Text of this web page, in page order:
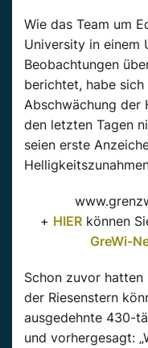
Wie das Team um
University in einem
Beobachtungen
berichtet, habe
Abschwächung der
den letzten Tagen
seien erste
+ HIER können
GreWi-
Schon zuvor hatten
der Riesenstern
ausgedehnte 430-
und vorhergesagt: